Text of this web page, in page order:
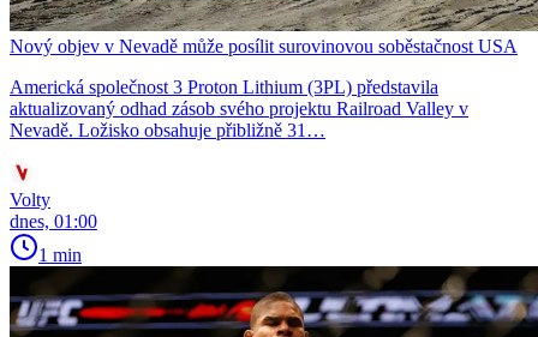
Nový objev v Nevadě může posílit surovinovou soběstačnost USA
Americká společnost 3 Proton Lithium (3PL) představila
aktualizovaný odhad zásob svého projektu Railroad Valley v
Nevadě. Ložisko obsahuje přibližně 31…
Volty
dnes, 01:00
1 min